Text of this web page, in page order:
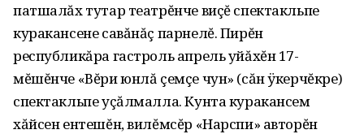
патшалăх тутар театрĕнче виçĕ спектакльпе
куракансене савăнăç парнелĕ. Пирĕн
республикăра гастроль апрель уйăхĕн 17-
мĕшĕнче «Вĕри юнлă çемçе чун» (сăн ÿкерчĕкре)
спектакльпе уçăлмалла. Кунта куракансем
хăйсен ентешĕн, вилĕмсĕр «Нарспи» авторĕн